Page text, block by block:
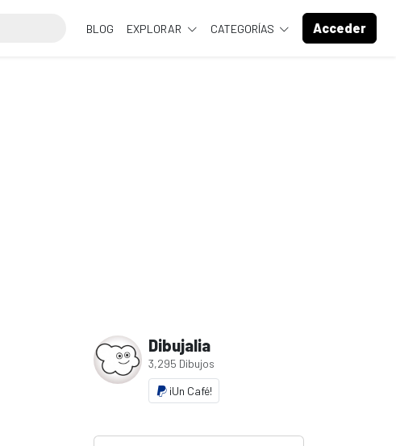
BLOG EXPLORAR CATEGORÍAS Acceder
Dibujalia
3,295 Dibujos
¡Un Café!